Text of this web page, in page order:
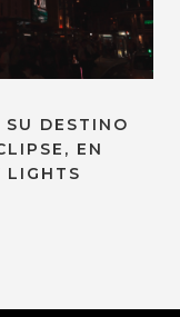
SU DESTINO
EN
LIGHTS